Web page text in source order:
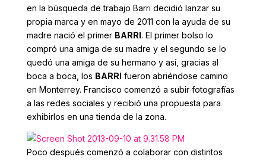
en la búsqueda de trabajo Barri decidió lanzar su
propia marca y en mayo de 2011 con la ayuda de su
madre nació el primer BARRI. El primer bolso lo
compró una amiga de su madre y el segundo se lo
quedó una amiga de su hermano y así, gracias al
boca a boca, los BARRI fueron abriéndose camino
en Monterrey. Francisco comenzó a subir fotografías
a las redes sociales y recibió una propuesta para
exhibirlos en una tienda de la zona.
Poco después comenzó a colaborar con distintos